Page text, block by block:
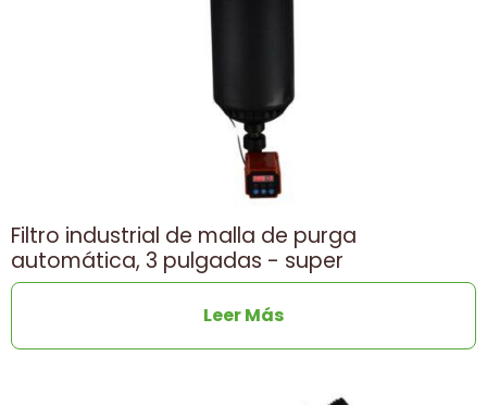
Filtro industrial de malla de purga
automática, 3 pulgadas - super
Leer Más